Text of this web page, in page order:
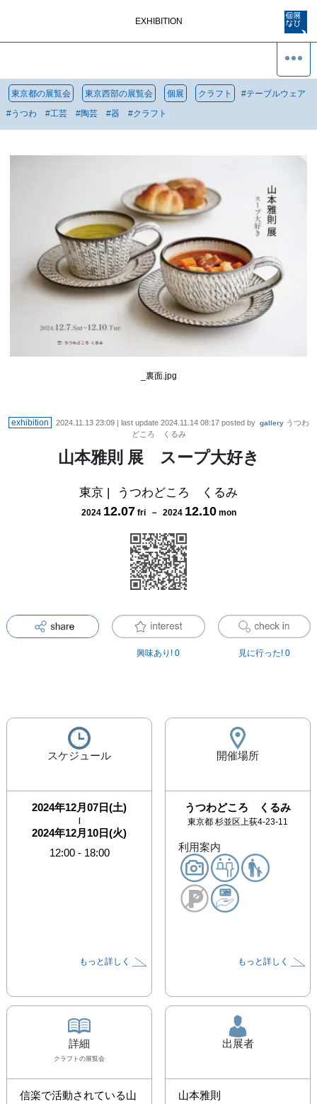
EXHIBITION
東京都の展覧会 東京西部の展覧会 個展 クラフト #テーブルウェア
#うつわ #工芸 #陶芸 #器 #クラフト
_裏面.jpg
exhibition 2024.11.13 23:09| last update 2024.11.14 08:17posted by gallery うつわ
どころ くるみ
山本雅則 展 スープ大好き
東京 | うつわどころ くるみ
2024 12.07 fri－ 2024 12.10 mon
興味あり! 0 見に行った! 0
スケジュール
2024年12月07日(土)
|
2024年12月10日(火)
12:00- 18:00
もっと詳しく
開催場所
うつわどころ くるみ
東京都 杉並区上荻4-23-11
利用案内
もっと詳しく
詳細
クラフト の展覧会
信楽で活動されている山
出展者
山本雅則